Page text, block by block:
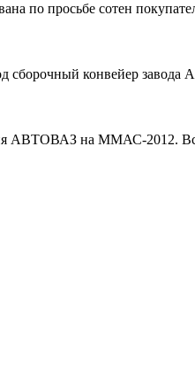
по просьбе сотен
сборочный конвейер
АВТОВАЗ на ММАС-2012.